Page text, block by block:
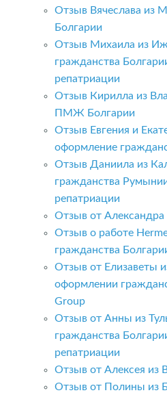
Отзыв Вячеслава из
Болгарии
Отзыв Михаила из
гражданства
репатриации
Отзыв Кирилла из
ПМЖ Болгарии
Отзыв Евгения и
оформление
Отзыв Даниила из
гражданства
репатриации
Отзыв от Александра
Отзыв о работе
гражданства
Отзыв от Елизаветы
оформлении
Group
Отзыв от Анны из
гражданства
репатриации
Отзыв от Алексея из
Отзыв от Полины из